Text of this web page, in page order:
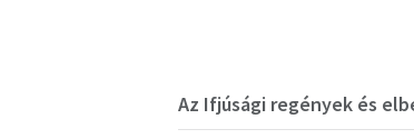
Az Ifjúsági regények és